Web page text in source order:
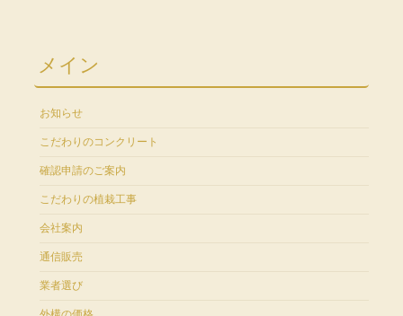
メイン
お知らせ
こだわりのコンクリート
確認申請のご案内
こだわりの植栽工事
会社案内
通信販売
業者選び